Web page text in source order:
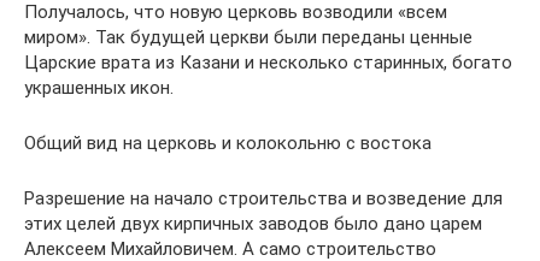
Получалось, что новую церковь возводили «всем
миром». Так будущей церкви были переданы ценные
Царские врата из Казани и несколько старинных, богато
украшенных икон.
Общий вид на церковь и колокольню с востока
Разрешение на начало строительства и возведение для
этих целей двух кирпичных заводов было дано царем
Алексеем Михайловичем. А само строительство